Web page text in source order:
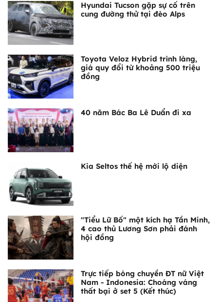
Hyundai Tucson gặp sự cố trên
cung đường thử tại đèo Alps
Toyota Veloz Hybrid trình làng,
giá quy đổi từ khoảng 500 triệu
đồng
40 năm Bác Ba Lê Duẩn đi xa
Kia Seltos thế hệ mới lộ diện
"Tiểu Lữ Bố" một kích hạ Tần Minh,
4 cao thủ Lương Sơn phải đánh
hội đồng
Trực tiếp bóng chuyền ĐT nữ Việt
Nam - Indonesia: Choáng váng
thất bại ở set 5 (Kết thúc)